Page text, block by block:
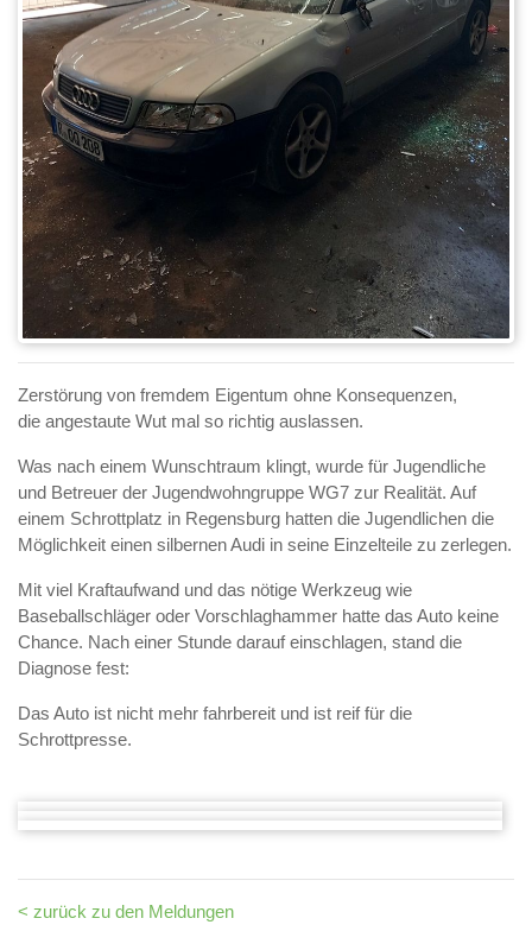
Zerstörung von fremdem Eigentum ohne Konsequenzen,
die angestaute Wut mal so richtig auslassen.
Was nach einem Wunschtraum klingt, wurde für Jugendliche
und Betreuer der Jugendwohngruppe WG7 zur Realität. Auf
einem Schrottplatz in Regensburg hatten die Jugendlichen die
Möglichkeit einen silbernen Audi in seine Einzelteile zu zerlegen.
Mit viel Kraftaufwand und das nötige Werkzeug wie
Baseballschläger oder Vorschlaghammer hatte das Auto keine
Chance. Nach einer Stunde darauf einschlagen, stand die
Diagnose fest:
Das Auto ist nicht mehr fahrbereit und ist reif für die
Schrottpresse.
< zurück zu den Meldungen